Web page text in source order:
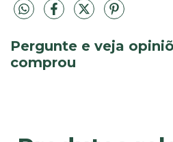
Pergunte e veja
comprou